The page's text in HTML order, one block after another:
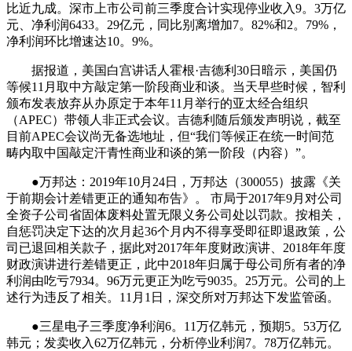
比近九成。深市上市公司前三季度合计实现停业收入9。3万亿
元、净利润6433。29亿元，同比别离增加7。82%和2。79%，
净利润环比增速达10。9%。
据报道，美国白宫讲话人霍根·吉德利30日暗示，美国仍
等候11月取中方敲定第一阶段商业和谈。当天早些时候，智利
颁布发表放弃从办原定于本年11月举行的亚太经合组织
（APEC）带领人非正式会议。吉德利随后颁发声明说，截至
目前APEC会议尚无备选地址，但“我们等候正在统一时间范
畴内取中国敲定汗青性商业和谈的第一阶段（内容）”。
●万邦达：2019年10月24日，万邦达（300055）披露《关
于前期会计差错更正的通知布告》。 市局于2017年9月对公司
全资子公司省固体废料处置无限义务公司处以罚款。按相关，
自惩罚决定下达的次月起36个月内不得享受即征即退政策，公
司已退回相关款子，据此对2017年年度财政演讲、2018年年度
财政演讲进行差错更正，此中2018年归属于母公司所有者的净
利润由吃亏7934。96万元更正为吃亏9035。25万元。公司的上
述行为违反了相关。11月1日，深交所对万邦达下发监管函。
●三星电子三季度净利润6。11万亿韩元，预期5。53万亿
韩元；发卖收入62万亿韩元，分析停业利润7。78万亿韩元。